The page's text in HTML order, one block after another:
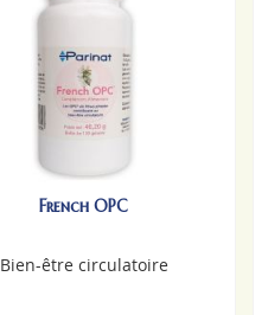
French OPC
Bien-être circulatoire